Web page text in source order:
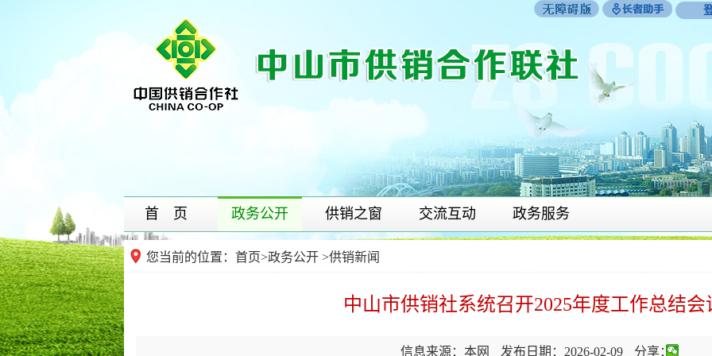
首 页 政务公开 供销之窗 交流互动 政务服务
您当前的位置： 首页>政务公开 >供销新闻
中山市供销社系统召开2025年度工作总结会
信息来源：本网 发布日期：2026-02-09 分享：